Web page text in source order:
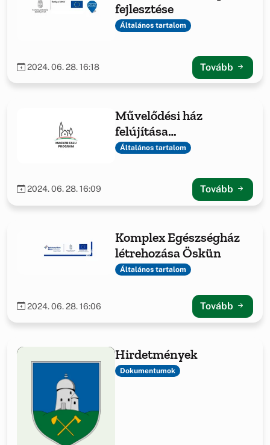
fejlesztése
Általános tartalom
2024. 06. 28. 16:18 Tovább
Művelődési ház
felújítása
villamoshálózat
megújításával Öskün
Általános tartalom
2024. 06. 28. 16:09 Tovább
Komplex Egészségház
létrehozása Öskün
Általános tartalom
2024. 06. 28. 16:06 Tovább
Hirdetmények
Dokumentumok